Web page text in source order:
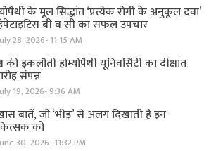
के मूल सिद्धांत ‘प्रत्येक रोगी केे अनुकूल दवा’
बी व सी का सफल उपचार
28, 2026- 11:15 AM
की इकलौती होम्योपैथी यूनिवर्सिटी का दीक्षांत
संपन्न
19, 2026- 9:36 AM
बातें, जो ‘भीड़’ से अलग दिखाती हैं इन
को
30, 2026- 11:32 PM